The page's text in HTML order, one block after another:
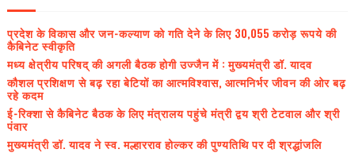
प्रदेश के विकास और जन-कल्याण को गति देने के लिए 30,055 करोड़ रूपये की
कैबिनेट स्वीकृति
मध्य क्षेत्रीय परिषद् की अगली बैठक होगी उज्जैन में : मुख्यमंत्री डॉ. यादव
कौशल प्रशिक्षण से बढ़ रहा बेटियों का आत्मविश्वास, आत्मनिर्भर जीवन की ओर बढ़
रहे कदम
ई-रिक्शा से कैबिनेट बैठक के लिए मंत्रालय पहुंचे मंत्री द्वय श्री टेटवाल और श्री
पंवार
मुख्यमंत्री डॉ. यादव ने स्व. मल्हारराव होल्कर की पुण्यतिथि पर दी श्रद्धांजलि